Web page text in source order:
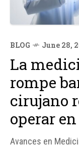
BLOG June 28,
La
rompe
cirujano
operar
Avances en